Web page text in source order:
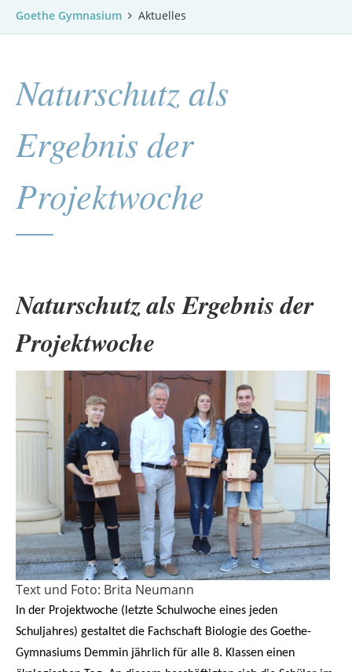
Goethe Gymnasium Aktuelles
Naturschutz als
Ergebnis der
Projektwoche
Naturschutz als Ergebnis der
Projektwoche
Text und Foto: Brita Neumann
In der Projektwoche (letzte Schulwoche eines jeden
Schuljahres) gestaltet die Fachschaft Biologie des Goethe-
Gymnasiums Demmin jährlich für alle 8. Klassen einen